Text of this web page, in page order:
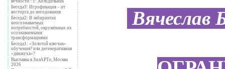
Беседа3: Игрофикация – от
восторга до негодования
Беседа2: В лабиринтах
неосознаваемых
потребностей, окружённых их
осознаваемыми
трансформациями
Беседа1: «Золотой ключик»
обучения? или дегенеративная
«движуха»?
Выставка в ЗилАРТе, Москва
2026
.Вячеслав